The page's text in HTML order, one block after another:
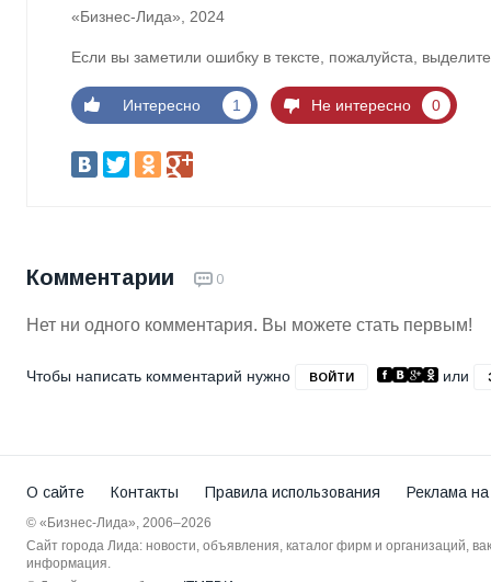
«Бизнес-Лида», 2024
Если вы заметили ошибку в тексте, пожалуйста,
Интересно 1 Не интересно 0
Комментарии 0
Нет ни одного комментария. Вы можете стать первым!
Чтобы написать комментарий нужно ВОЙТИ или
О сайте Контакты Правила использования Реклама
© «Бизнес-Лида», 2006–2026
Сайт города Лида: новости, объявления, каталог фирм и организаций,
информация.